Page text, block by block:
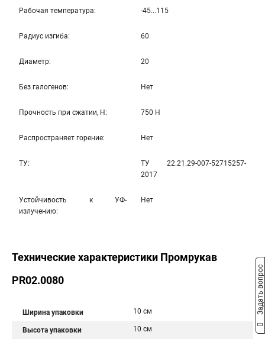
Рабочая температура: -45...115
Радиус изгиба: 60
Диаметр: 20
Без галогенов: Нет
Прочность при сжатии, Н: 750 Н
Распространяет горение: Нет
ТУ:
ТУ 22.21.29-007-52715257-
2017
Устойчивость к УФ-
излучению:
Нет
Технические характеристики Промрукав
PR02.0080
Ширина упаковки 10 см
Высота упаковки 10 см
Задать вопрос